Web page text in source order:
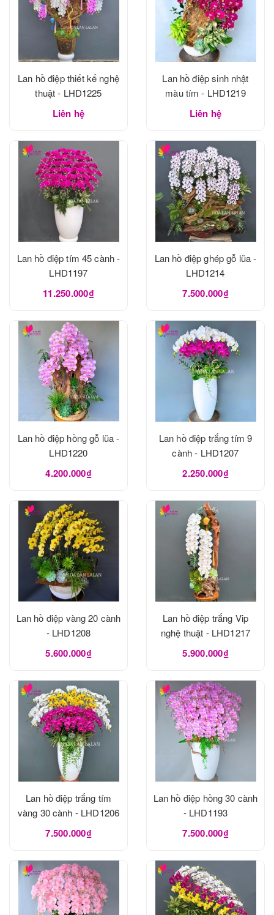
Lan hồ điệp thiết kế nghệ
thuật - LHD1225
Liên hệ
Lan hồ điệp sinh nhật
màu tím - LHD1219
Liên hệ
Lan hồ điệp tím 45 cành -
LHD1197
11.250.000₫
Lan hồ điệp ghép gỗ lũa -
LHD1214
7.500.000₫
Lan hồ điệp hồng gỗ lũa -
LHD1220
4.200.000₫
Lan hồ điệp trắng tím 9
cành - LHD1207
2.250.000₫
Lan hồ điệp vàng 20 cành
- LHD1208
5.600.000₫
Lan hồ điệp trắng Vip
nghệ thuật - LHD1217
5.900.000₫
Lan hồ điệp trắng tím
vàng 30 cành - LHD1206
7.500.000₫
Lan hồ điệp hồng 30 cành
- LHD1193
7.500.000₫